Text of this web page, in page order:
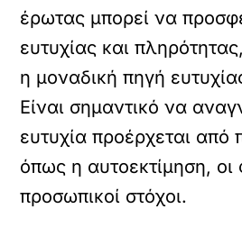
έρωτας μπορεί να
ευτυχίας και
η μοναδική πηγή
Είναι σημαντικό να
ευτυχία προέρχεται από
όπως η αυτοεκτίμηση, οι
προσωπικοί στόχοι.